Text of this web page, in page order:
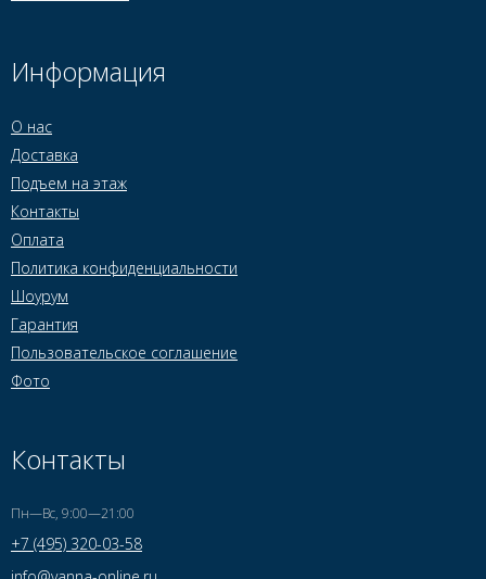
Информация
О нас
Доставка
Подъем на этаж
Контакты
Оплата
Политика конфиденциальности
Шоурум
Гарантия
Пользовательское соглашение
Фото
Контакты
Пн—Вс, 9:00—21:00
+7 (495) 320-03-58